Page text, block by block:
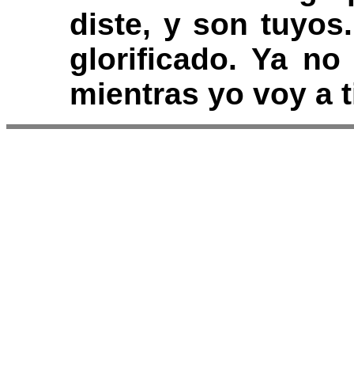
diste, y son
glorificado. Ya
mientras yo voy a